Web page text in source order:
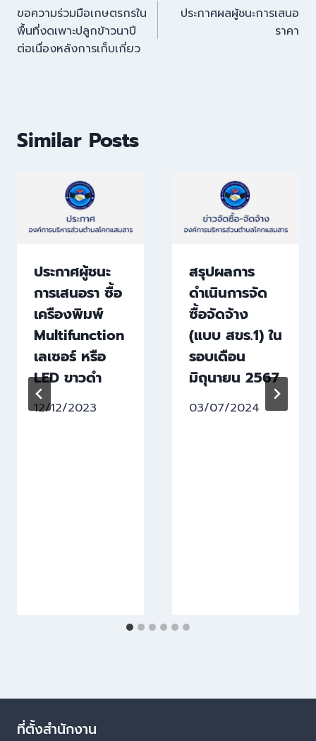
ขอความร่วมมือเกษตรกรใน
พื้นที่งดเพาะปลูกข้าวนาปี
ต่อเนื่องหลังการเก็บเกี่ยว
ประกาศผลผู้ชนะการเสนอ
ราคา
Similar Posts
ประกาศผู้ชนะ
การเสนอรา ซื้อ
เครืองพิมพ์
Multifunction
เลเซอร์ หรือ
LED ขาวดำ
12/12/2023
สรุปผลการ
ดำเนินการจัด
ซื้อจัดจ้าง
(แบบ สขร.1) ใน
รอบเดือน
มิถุนายน 2567
03/07/2024
ที่ตั้งสำนักงาน